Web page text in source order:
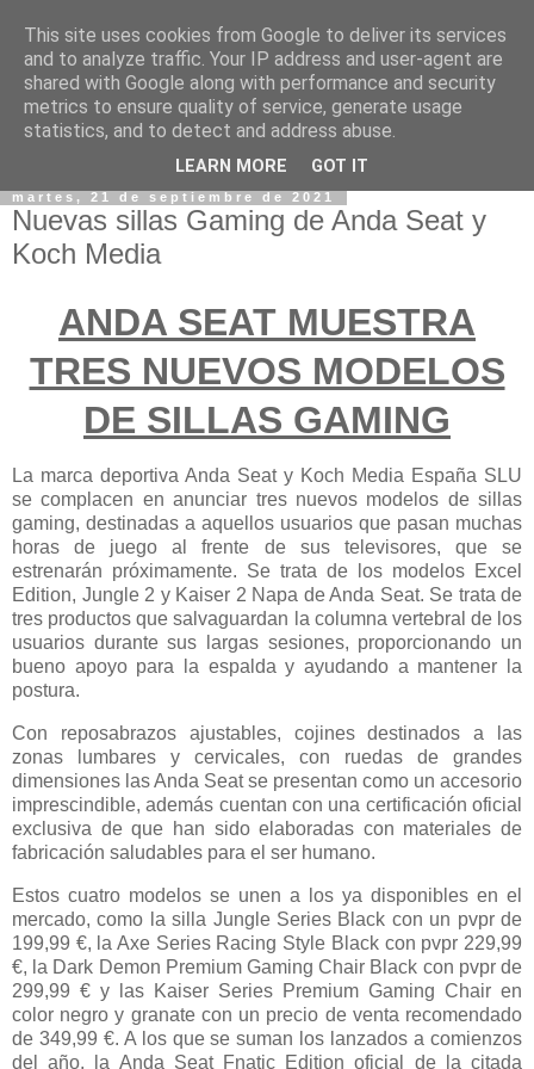
martes, 21 de septiembre de 2021
Nuevas sillas Gaming de Anda Seat y
Koch Media
ANDA SEAT MUESTRA
TRES NUEVOS MODELOS
DE SILLAS GAMING
La marca deportiva Anda Seat y Koch Media España SLU
se complacen en anunciar tres nuevos modelos de sillas
gaming, destinadas a aquellos usuarios que pasan muchas
horas de juego al frente de sus televisores, que se
estrenarán próximamente. Se trata de los modelos Excel
Edition, Jungle 2 y Kaiser 2 Napa de Anda Seat. Se trata de
tres productos que salvaguardan la columna vertebral de los
usuarios durante sus largas sesiones, proporcionando un
bueno apoyo para la espalda y ayudando a mantener la
postura.
Con reposabrazos ajustables, cojines destinados a las
zonas lumbares y cervicales, con ruedas de grandes
dimensiones las Anda Seat se presentan como un accesorio
imprescindible, además cuentan con una certificación oficial
exclusiva de que han sido elaboradas con materiales de
fabricación saludables para el ser humano.
Estos cuatro modelos se unen a los ya disponibles en el
mercado, como la silla Jungle Series Black con un pvpr de
199,99 €, la Axe Series Racing Style Black con pvpr 229,99
€, la Dark Demon Premium Gaming Chair Black con pvpr de
299,99 € y las Kaiser Series Premium Gaming Chair en
color negro y granate con un precio de venta recomendado
de 349,99 €. A los que se suman los lanzados a comienzos
del año, la Anda Seat Fnatic Edition oficial de la citada
This site uses cookies from Google to deliver its services
and to analyze traffic. Your IP address and user-agent are
shared with Google along with performance and security
metrics to ensure quality of service, generate usage
statistics, and to detect and address abuse.
LEARN MORE GOT IT